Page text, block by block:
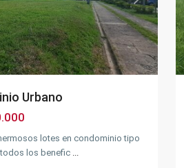
Next
Urbano
lotes en condominio tipo
los benefic